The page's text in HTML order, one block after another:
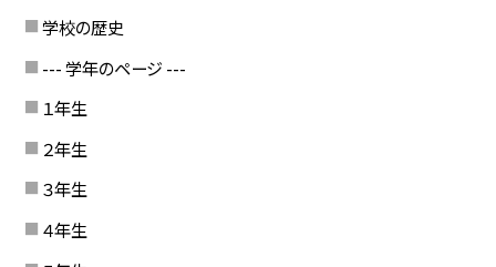
学校の歴史
--- 学年のページ ---
１年生
２年生
３年生
４年生